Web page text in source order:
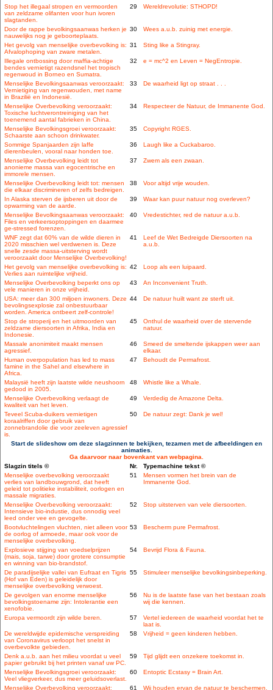
Stop het illegaal stropen en vermoorden
van zeldzame olifanten voor hun ivoren
slagtanden.
29 Wereldrevolutie: STHOPD!
Door de rappe bevolkingsaanwas herken je
nauwelijks nog je geboorteplaats.
30 Wees a.u.b. zuinig met energie.
Het gevolg van menselijke overbevolking is:
Afvalophoping van zware metalen.
31 Sting like a Stingray.
Illegale ontbossing door maffia-achtige
bendes vernietigt razendsnel het tropisch
regenwoud in Borneo en Sumatra.
32 e = mc^2 en Leven = NegEntropie.
Menselijke Bevolkingsaanwas veroorzaakt:
Vernietiging van regenwouden, met name
in Brazilië en Indonesië.
33 De waarheid ligt op straat . . .
Menselijke Overbevolking veroorzaakt:
Toxische luchtverontreiniging van het
toenemend aantal fabrieken in China.
34 Respecteer de Natuur, de Immanente God.
Menselijke Bevolkingsgroei veroorzaakt:
Schaarste aan schoon drinkwater.
35 Copyright RGES.
Sommige Spanjaarden zijn laffe
dierenbeulen, vooral naar honden toe.
36 Laugh like a Cuckabaroo.
Menselijke Overbevolking leidt tot
anonieme massa van egocentrische en
immorele mensen.
37 Zwem als een zwaan.
Menselijke Overbevolking leidt tot: mensen
die elkaar discrimineren of zelfs bedreigen.
38 Voor altijd vrije wouden.
In Alaska sterven de ijsberen uit door de
opwarming van de aarde.
39 Waar kan puur natuur nog overleven?
Menselijke Bevolkingsaanwas veroorzaakt:
Files en verkeersoptoppingen en daarmee
ge-stressed forenzen.
40 Vredestichter, red de natuur a.u.b.
WNF zegt dat 60% van de wilde dieren in
2020 misschien wel verdwenen is. Deze
snelle zesde massa-uitsterving wordt
veroorzaakt door Menselijke Overbevolking!
41
Leef de Wet Bedreigde Diersoorten na
a.u.b.
Het gevolg van menselijke overbevolking is:
Verlies aan ruimtelijke vrijheid.
42 Loop als een luipaard.
Menselijke Overbevolking beperkt ons op
vele manieren in onze vrijheid.
43 An Inconvenient Truth.
USA: meer dan 300 miljoen inwoners. Deze
bevolingsexplosie zal onbestuurbaar
worden. America ontbeert zelf-controle!
44 De natuur huilt want ze sterft uit.
Stop de stroperij en het uitmoorden van
zeldzame diersoorten in Afrika, India en
Indonesie.
45
Onthul de waarheid over de stervende
natuur.
Massale anonimiteit maakt mensen
agressief.
46
Smeed de smeltende ijskappen weer aan
elkaar.
Human overpopulation has led to mass
famine in the Sahel and elsewhere in
Africa.
47 Behoudt de Permafrost.
Malaysië heeft zijn laatste wilde neushoorn
gedood in 2005.
48 Whistle like a Whale.
Menselijke Overbevolking verlaagt de
kwaliteit van het leven.
49 Verdedig de Amazone Delta.
Teveel Scuba-duikers vernietigen
koraalriffen door gebruik van
zonnebrandolie die voor zeeleven agressief
is.
50 De natuur zegt: Dank je wel!
Start de slideshow om deze slagzinnen te bekijken, tezamen met de afbeeldingen en
animaties.
Ga daarvoor naar bovenkant van webpagina.
Slagzin titels ©
Nr.
Typemachine tekst ©
Menselijke overbevolking veroorzaakt
verlies van landbouwgrond, dat heeft
geleid tot politieke instabiliteit, oorlogen en
massale migraties.
51
Mensen vormen het brein van de
Immanente God.
Menselijke Overbevolking veroorzaakt:
Intensieve bio-industie, dus onnodig veel
leed onder vee en gevogelte.
52 Stop uitsterven van vele diersoorten.
Bootvluchtelingen vluchten, niet alleen voor
de oorlog of armoede, maar ook voor de
menselijke overbevolking.
53 Bescherm pure Permafrost.
Explosieve stijging van voedselprijzen
(mais, soja, tarwe) door grotere consumptie
en winning van bio-brandstof.
54 Bevrijd Flora & Fauna.
De paradijselijke vallei van Eufraat en Tigris
(Hof van Eden) is geleidelijk door
menselijke overbevolking verwoest.
55 Stimuleer menselijke bevolkingsinbeperking.
De gevolgen van enorme menselijke
bevolkingstoename zijn: Intolerantie een
xenofobie.
56
Nu is de laatste fase van het bestaan zoals
wij die kennen.
Europa vermoordt zijn wilde beren. 57
Vertel iedereen de waarheid voordat het te
laat is.
De wereldwijde epidemische verspreiding
van Coronavirus verloopt het snelst in
overbevolkte gebieden.
58 Vrijheid = geen kinderen hebben.
Denk a.u.b. aan het milieu voordat u veel
papier gebruikt bij het printen vanaf uw PC.
59 Tijd glijdt een onzekere toekomst in.
Menselijke Bevolkingsgroei veroorzaakt:
Veel vliegverkeer, dus meer geluidsoverlast.
60 Entoptic Ecstasy = Brain Art.
Menselijke Overbevolking veroorzaakt:
61 Wij houden ervan de natuur te beschermen.